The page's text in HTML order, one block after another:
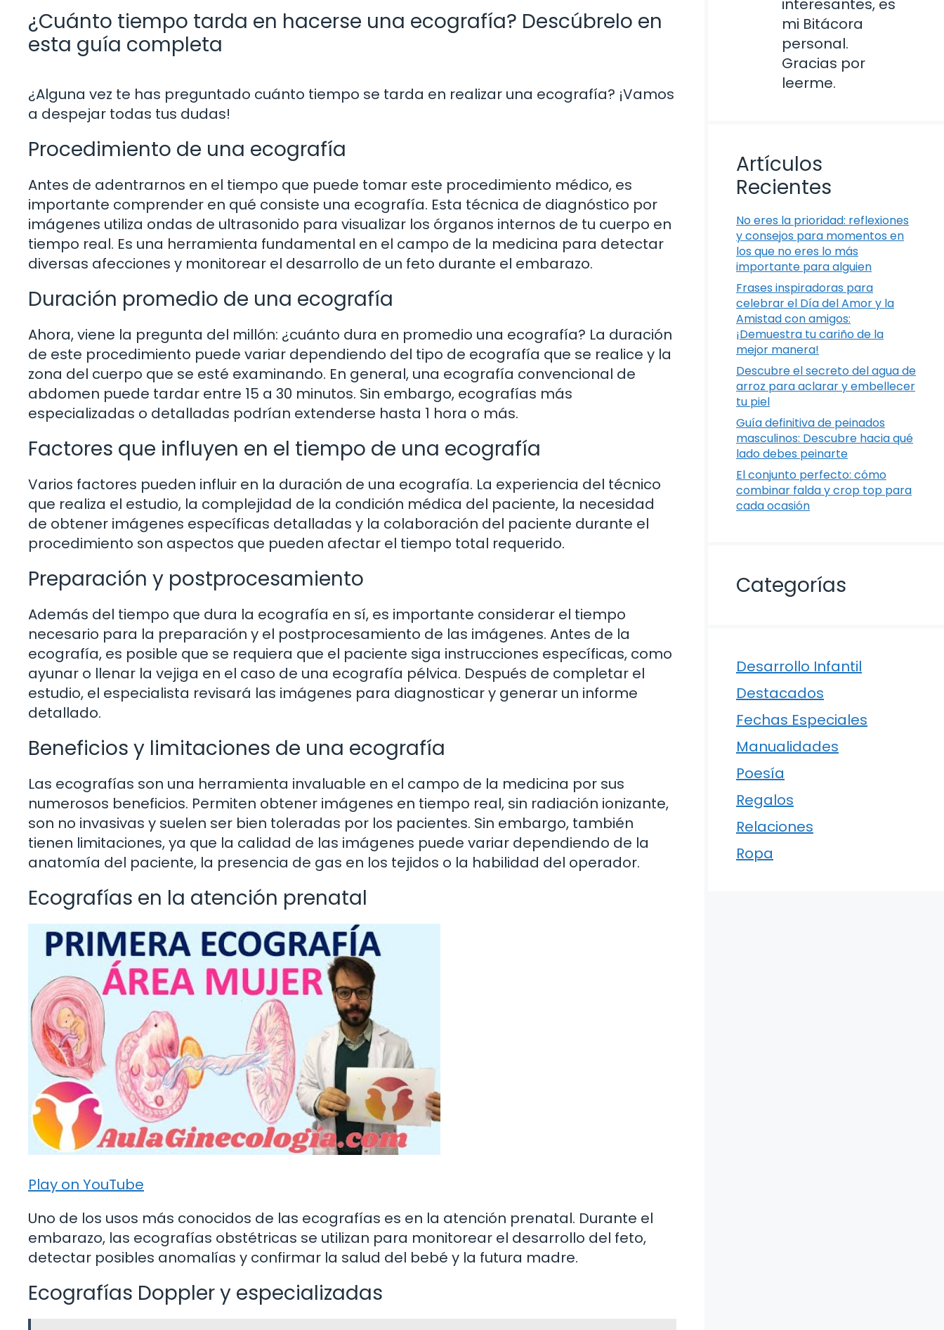
¿Cuánto tiempo tarda en hacerse una ecografía? Descúbrelo en
esta guía completa
¿Alguna vez te has preguntado cuánto tiempo se tarda en realizar una ecografía? ¡Vamos
a despejar todas tus dudas!
Procedimiento de una ecografía
Antes de adentrarnos en el tiempo que puede tomar este procedimiento médico, es
importante comprender en qué consiste una ecografía. Esta técnica de diagnóstico por
imágenes utiliza ondas de ultrasonido para visualizar los órganos internos de tu cuerpo en
tiempo real. Es una herramienta fundamental en el campo de la medicina para detectar
diversas afecciones y monitorear el desarrollo de un feto durante el embarazo.
Duración promedio de una ecografía
Ahora, viene la pregunta del millón: ¿cuánto dura en promedio una ecografía? La duración
de este procedimiento puede variar dependiendo del tipo de ecografía que se realice y la
zona del cuerpo que se esté examinando. En general, una ecografía convencional de
abdomen puede tardar entre 15 a 30 minutos. Sin embargo, ecografías más
especializadas o detalladas podrían extenderse hasta 1 hora o más.
Factores que influyen en el tiempo de una ecografía
Varios factores pueden influir en la duración de una ecografía. La experiencia del técnico
que realiza el estudio, la complejidad de la condición médica del paciente, la necesidad
de obtener imágenes específicas detalladas y la colaboración del paciente durante el
procedimiento son aspectos que pueden afectar el tiempo total requerido.
Preparación y postprocesamiento
Además del tiempo que dura la ecografía en sí, es importante considerar el tiempo
necesario para la preparación y el postprocesamiento de las imágenes. Antes de la
ecografía, es posible que se requiera que el paciente siga instrucciones específicas, como
ayunar o llenar la vejiga en el caso de una ecografía pélvica. Después de completar el
estudio, el especialista revisará las imágenes para diagnosticar y generar un informe
detallado.
Beneficios y limitaciones de una ecografía
Las ecografías son una herramienta invaluable en el campo de la medicina por sus
numerosos beneficios. Permiten obtener imágenes en tiempo real, sin radiación ionizante,
son no invasivas y suelen ser bien toleradas por los pacientes. Sin embargo, también
tienen limitaciones, ya que la calidad de las imágenes puede variar dependiendo de la
anatomía del paciente, la presencia de gas en los tejidos o la habilidad del operador.
Ecografías en la atención prenatal
Play on YouTube
Uno de los usos más conocidos de las ecografías es en la atención prenatal. Durante el
embarazo, las ecografías obstétricas se utilizan para monitorear el desarrollo del feto,
detectar posibles anomalías y confirmar la salud del bebé y la futura madre.
Ecografías Doppler y especializadas
interesantes, es
mi Bitácora
personal.
Gracias por
leerme.
Artículos
Recientes
No eres la prioridad: reflexiones
y consejos para momentos en
los que no eres lo más
importante para alguien
Frases inspiradoras para
celebrar el Día del Amor y la
Amistad con amigos:
¡Demuestra tu cariño de la
mejor manera!
Descubre el secreto del agua de
arroz para aclarar y embellecer
tu piel
Guía definitiva de peinados
masculinos: Descubre hacia qué
lado debes peinarte
El conjunto perfecto: cómo
combinar falda y crop top para
cada ocasión
Categorías
Desarrollo Infantil
Destacados
Fechas Especiales
Manualidades
Poesía
Regalos
Relaciones
Ropa